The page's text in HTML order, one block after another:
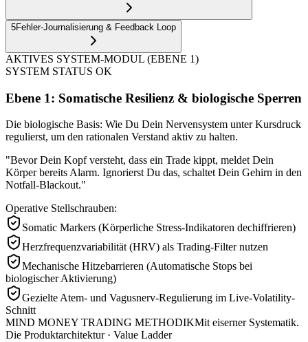
5Fehler-Journalisierung & Feedback Loop
AKTIVES SYSTEM-MODUL (EBENE 1)
SYSTEM STATUS OK
Ebene 1: Somatische Resilienz & biologische Sperren
Die biologische Basis: Wie Du Dein Nervensystem unter Kursdruck
regulierst, um den rationalen Verstand aktiv zu halten.
"Bevor Dein Kopf versteht, dass ein Trade kippt, meldet Dein
Körper bereits Alarm. Ignorierst Du das, schaltet Dein Gehirn in den
Notfall-Blackout."
Operative Stellschrauben:
Somatic Markers (Körperliche Stress-Indikatoren dechiffrieren)
Herzfrequenzvariabilität (HRV) als Trading-Filter nutzen
Mechanische Hitzebarrieren (Automatische Stops bei
biologischer Aktivierung)
Gezielte Atem- und Vagusnerv-Regulierung im Live-Volatility-
Schnitt
MIND MONEY TRADING METHODIKMit eiserner Systematik.
Die Produktarchitektur · Value Ladder